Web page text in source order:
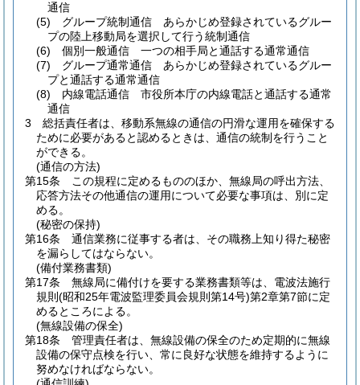
通信
(5)
グループ統制通信 あらかじめ登録されているグルー
プの陸上移動局を選択して行う統制通信
(6)
個別一般通信 一つの相手局と通話する通常通信
(7)
グループ通常通信 あらかじめ登録されているグルー
プと通話する通常通信
(8)
内線電話通信 市役所本庁の内線電話と通話する通常
通信
3
総括責任者は、移動系無線の通信の円滑な運用を確保する
ために必要があると認めるときは、通信の統制を行うこと
ができる。
(通信の方法)
第15条
この規程に定めるもののほか、無線局の呼出方法、
応答方法その他通信の運用について必要な事項は、別に定
める。
(秘密の保持)
第16条
通信業務に従事する者は、その職務上知り得た秘密
を漏らしてはならない。
(備付業務書類)
第17条
無線局に備付けを要する業務書類等は、電波法施行
規則 (昭和25年電波監理委員会規則第14号)第2章第7節に定
めるところによる。
(無線設備の保全)
第18条
管理責任者は、無線設備の保全のため定期的に無線
設備の保守点検を行い、常に良好な状態を維持するように
努めなければならない。